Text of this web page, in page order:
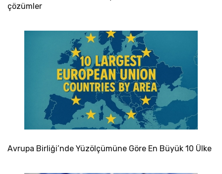
çözümler
Avrupa Birliği’nde Yüzölçümüne Göre En Büyük 10 Ülke